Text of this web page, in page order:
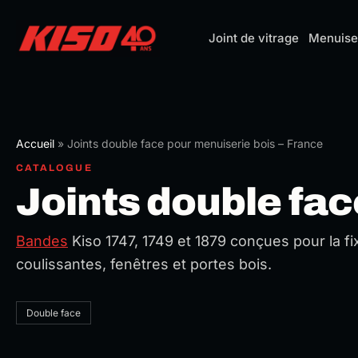
contenu
Joint de vitrage
Accueil » Joints double face pour menuiserie bois – France
CATALOGUE
Joints double
Bandes Kiso 1747, 1749 et 1879 conçues pour la
coulissantes, fenêtres et portes bois.
Double face